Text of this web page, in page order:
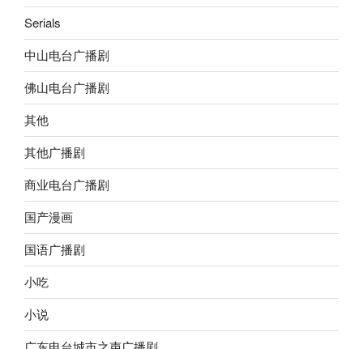
Serials
中山电台广播剧
佛山电台广播剧
其他
其他广播剧
商业电台广播剧
国产漫画
国语广播剧
小吃
小说